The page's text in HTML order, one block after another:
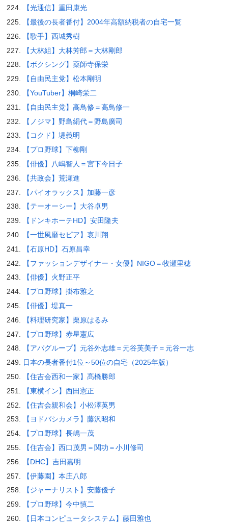
【光通信】重田康光
【最後の長者番付】2004年高額納税者の自宅一覧
【歌手】西城秀樹
【大林組】大林芳郎＝大林剛郎
【ボクシング】薬師寺保栄
【自由民主党】松本剛明
【YouTuber】桐崎栄二
【自由民主党】高鳥修＝高鳥修一
【ノジマ】野島絹代＝野島廣司
【コクド】堤義明
【プロ野球】下柳剛
【俳優】八嶋智人＝宮下今日子
【共政会】荒瀬進
【パイオラックス】加藤一彦
【テーオーシー】大谷卓男
【ドンキホーテHD】安田隆夫
【一世風靡セピア】哀川翔
【石原HD】石原昌幸
【ファッションデザイナー・女優】NIGO＝牧瀬里穂
【俳優】火野正平
【プロ野球】掛布雅之
【俳優】堤真一
【料理研究家】栗原はるみ
【プロ野球】赤星憲広
【アパグループ】元谷外志雄＝元谷芙美子＝元谷一志
日本の長者番付1位～50位の自宅（2025年版）
【住吉会西和一家】髙橋勝郎
【東横イン】西田憲正
【住吉会親和会】小松澤英男
【ヨドバシカメラ】藤沢昭和
【プロ野球】長嶋一茂
【住吉会】西口茂男＝関功＝小川修司
【DHC】吉田嘉明
【伊藤園】本庄八郎
【ジャーナリスト】安藤優子
【プロ野球】今中慎二
【日本コンピュータシステム】藤田雅也